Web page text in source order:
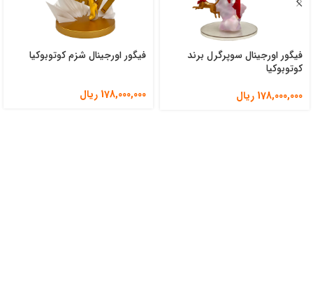
فیگور اورجینال سوپرگرل برند
کوتوبوکیا
178,000,000 ریال
فیگور اورجینال شزم کوتوبوکیا
178,000,000 ریال